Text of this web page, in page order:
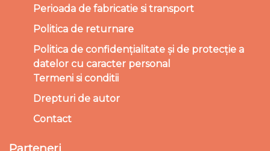
Perioada de fabricatie si transport
Politica de returnare
Politica de confidențialitate și de protecție a
datelor cu caracter personal
Termeni si conditii
Drepturi de autor
Contact